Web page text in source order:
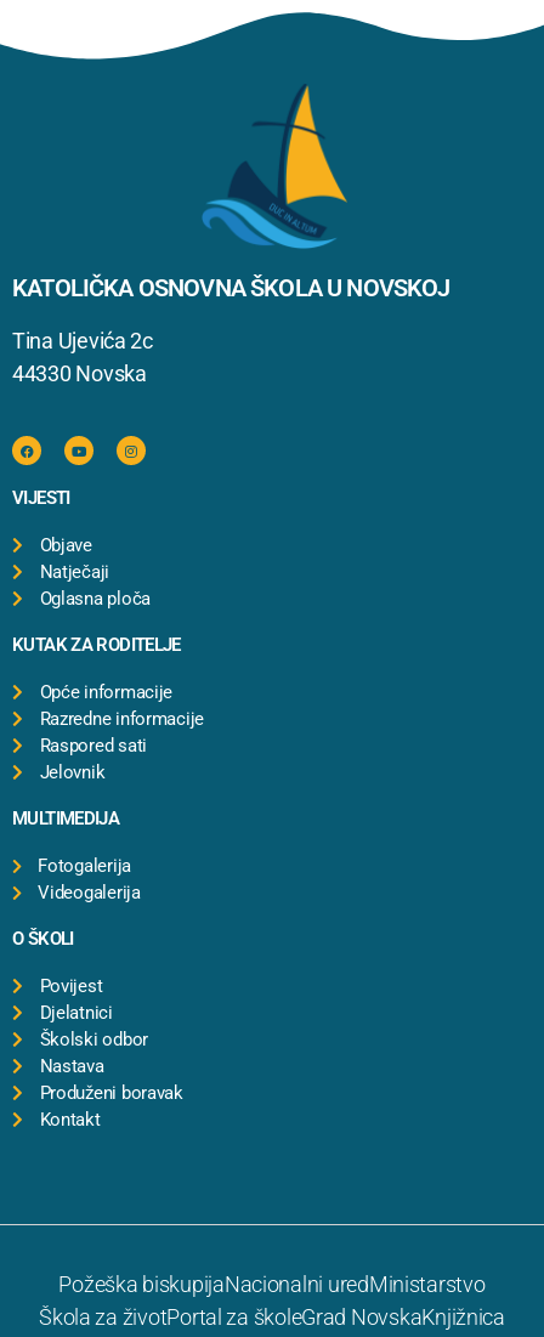
KATOLIČKA OSNOVNA ŠKOLA U NOVSKOJ
Tina Ujevića 2c
44330 Novska
VIJESTI
Objave
Natječaji
Oglasna ploča
KUTAK ZA RODITELJE
Opće informacije
Razredne informacije
Raspored sati
Jelovnik
MULTIMEDIJA
Fotogalerija
Videogalerija
O ŠKOLI
Povijest
Djelatnici
Školski odbor
Nastava
Produženi boravak
Kontakt
Požeška biskupijaNacionalni uredMinistarstvo
Škola za životPortal za školeGrad NovskaKnjižnica